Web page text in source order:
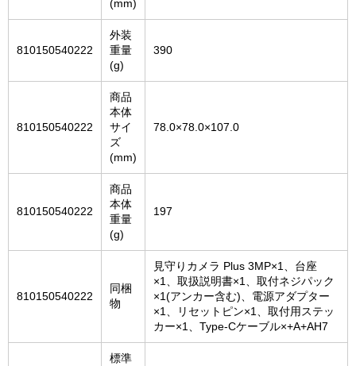
(mm)
810150540222
外装
重量
(g)
390
810150540222
商品
本体
サイ
ズ
(mm)
78.0×78.0×107.0
810150540222
商品
本体
重量
(g)
197
810150540222
同梱
物
見守りカメラ Plus 3MP×1、台座
×1、取扱説明書×1、取付ネジパック
×1(アンカー含む)、電源アダプター
×1、リセットピン×1、取付用ステッ
カー×1、Type-Cケーブル×+A+AH7
標準